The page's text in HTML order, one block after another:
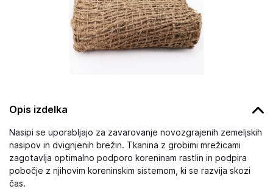
Opis izdelka
Nasipi se uporabljajo za zavarovanje novozgrajenih zemeljskih
nasipov in dvignjenih brežin. Tkanina z grobimi mrežicami
zagotavlja optimalno podporo koreninam rastlin in podpira
pobočje z njihovim koreninskim sistemom, ki se razvija skozi
čas.